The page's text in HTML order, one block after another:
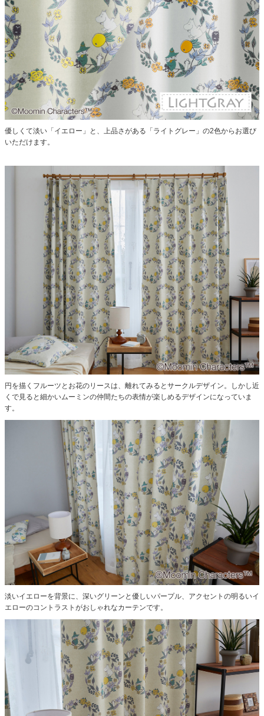
優しくて淡い「イエロー」と、上品さがある「ライトグレー」の2色からお選び
いただけます。
円を描くフルーツとお花のリースは、離れてみるとサークルデザイン。
しかし近
くで見ると細かいムーミンの仲間たちの表情が楽しめるデザインになっていま
す。
淡いイエローを背景に、深いグリーンと優しいパープル、アクセントの明るいイ
エローのコントラストがおしゃれなカーテンです。